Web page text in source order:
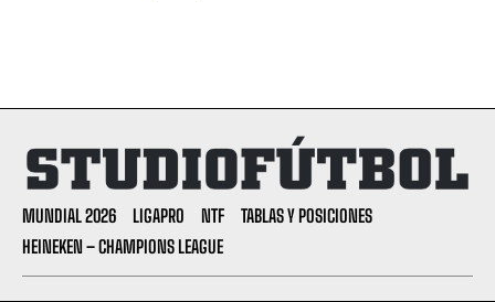
MUNDIAL 2026 LIGAPRO NTF
TABLAS Y POSICIONES
HEINEKEN – CHAMPIONS LEAGUE